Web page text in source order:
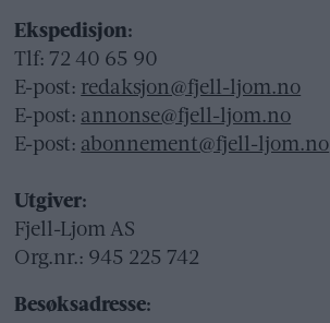
Ekspedisjon:
Tlf: 72 40 65 90
E-post: redaksjon@fjell-ljom.no
E-post: annonse@fjell-ljom.no
E-post: abonnement@fjell-ljom.no
Utgiver:
Fjell-Ljom AS
Org.nr.: 945 225 742
Besøksadresse: